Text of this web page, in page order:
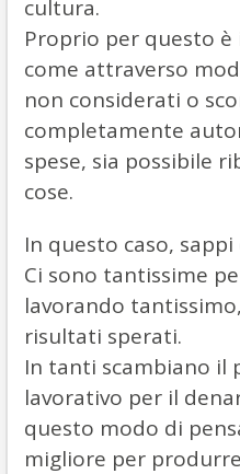
cultura.
Proprio per questo
come attraverso
non considerati o
completamente
spese, sia possibile
cose.
In questo caso,
Ci sono tantissime
lavorando
risultati sperati.
In tanti scambiano il
lavorativo per il
questo modo di
migliore per